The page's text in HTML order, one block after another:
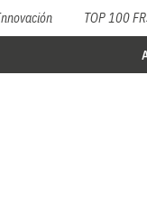
TOP 100